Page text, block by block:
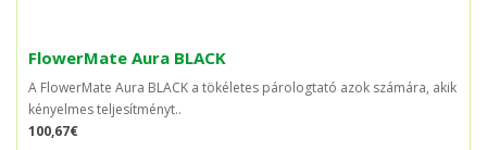
FlowerMate Aura BLACK
A FlowerMate Aura BLACK a tökéletes párologtató azok számára, akik
kényelmes teljesítményt..
100,67€